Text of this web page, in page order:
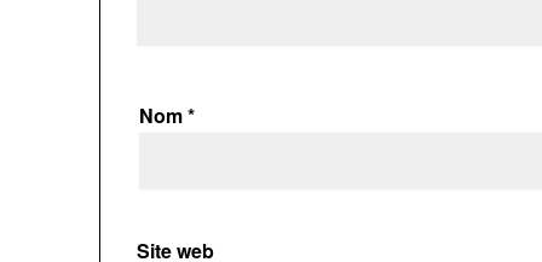
Nom*
Site web